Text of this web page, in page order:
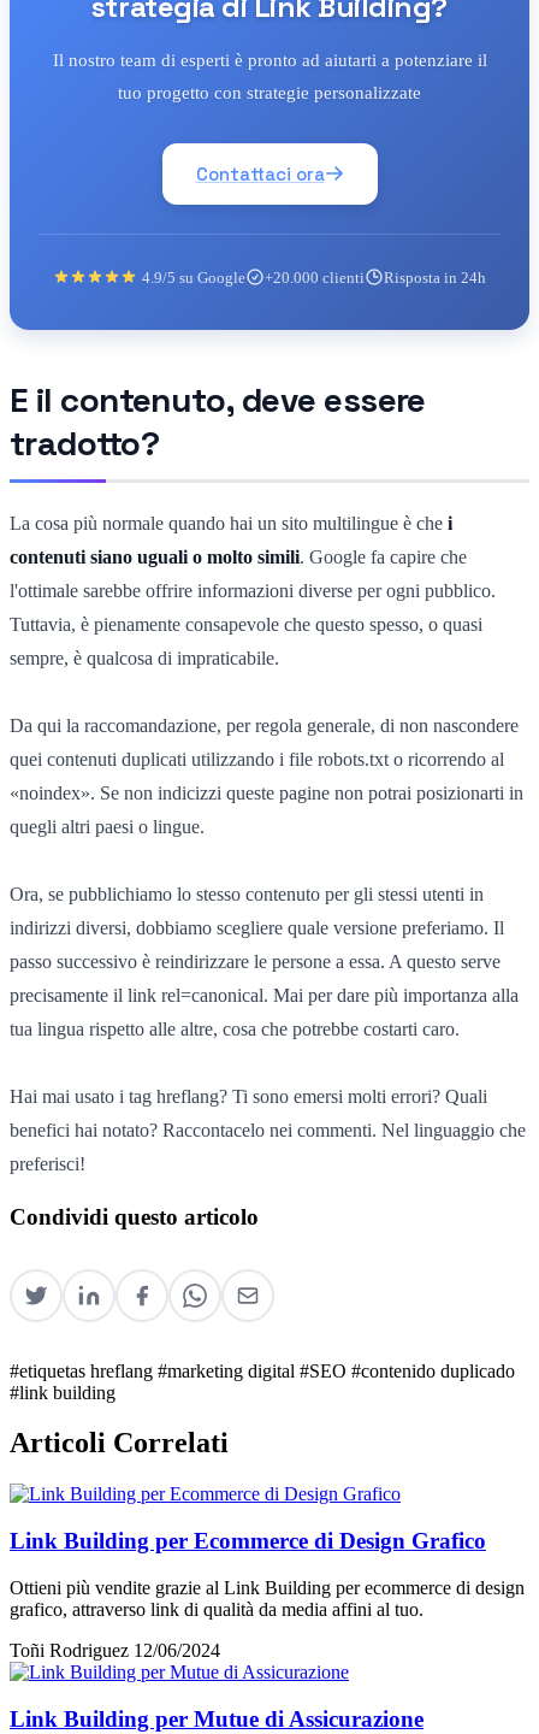
Il nostro team di esperti è pronto ad aiutarti a potenziare il
tuo progetto con strategie personalizzate
Contattaci ora
4.9/5 su Google +20.000 clienti Risposta in 24h
E il contenuto, deve essere
tradotto?
La cosa più normale quando hai un sito multilingue è che i
contenuti siano uguali o molto simili. Google fa capire che
l'ottimale sarebbe offrire informazioni diverse per ogni pubblico.
Tuttavia, è pienamente consapevole che questo spesso, o quasi
sempre, è qualcosa di impraticabile.
Da qui la raccomandazione, per regola generale, di non nascondere
quei contenuti duplicati utilizzando i file robots.txt o ricorrendo al
«noindex». Se non indicizzi queste pagine non potrai posizionarti in
quegli altri paesi o lingue.
Ora, se pubblichiamo lo stesso contenuto per gli stessi utenti in
indirizzi diversi, dobbiamo scegliere quale versione preferiamo. Il
passo successivo è reindirizzare le persone a essa. A questo serve
precisamente il link rel=canonical. Mai per dare più importanza alla
tua lingua rispetto alle altre, cosa che potrebbe costarti caro.
Hai mai usato i tag hreflang? Ti sono emersi molti errori? Quali
benefici hai notato? Raccontacelo nei commenti. Nel linguaggio che
preferisci!
Condividi questo articolo
#etiquetas hreflang #marketing digital #SEO #contenido duplicado
#link building
Articoli Correlati
Link Building per Ecommerce di Design Grafico
Ottieni più vendite grazie al Link Building per ecommerce di design
grafico, attraverso link di qualità da media affini al tuo.
Toñi Rodriguez 12/06/2024
Link Building per Mutue di Assicurazione